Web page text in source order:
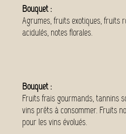
Bouquet :
Agrumes, fruits exotiques, fruits
acidulés, notes florales.
Bouquet :
Fruits frais gourmands, tannins
vins prêts à consommer. Fruits
pour les vins évolués.